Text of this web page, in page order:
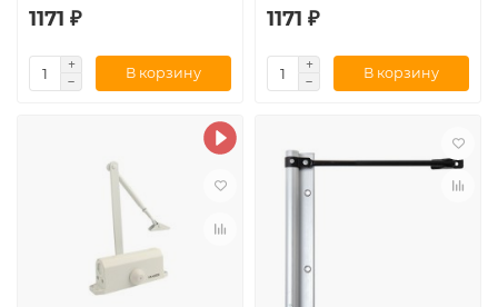
1171 ₽
В корзину
1171 ₽
В корзину